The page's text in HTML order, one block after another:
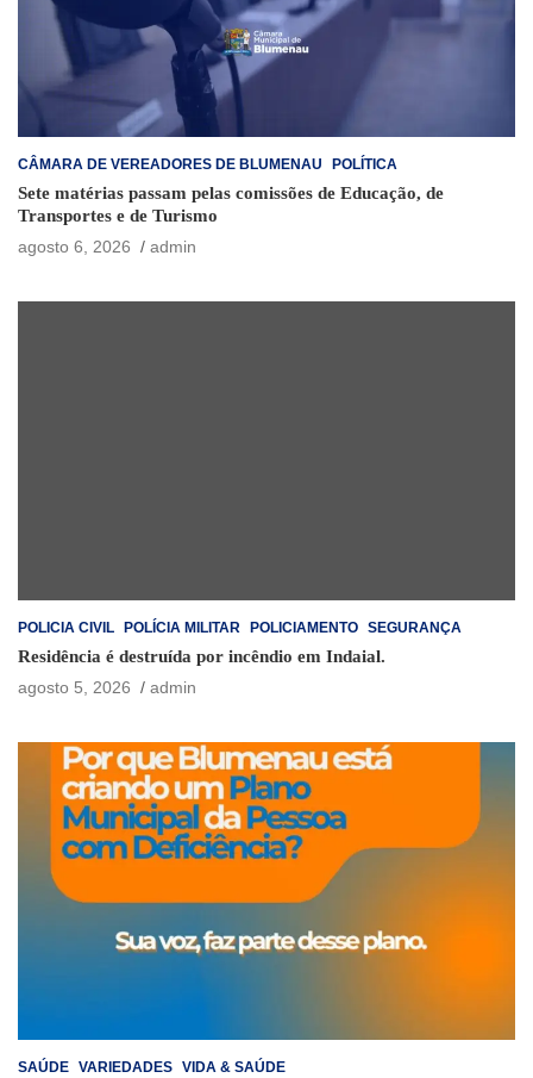
CÂMARA DE VEREADORES DE BLUMENAU POLÍTICA
Sete matérias passam pelas comissões de Educação, de
Transportes e de Turismo
agosto 6, 2026
admin
POLICIA CIVIL POLÍCIA MILITAR POLICIAMENTO SEGURANÇA
Residência é destruída por incêndio em Indaial.
agosto 5, 2026
admin
SAÚDE VARIEDADES VIDA & SAÚDE